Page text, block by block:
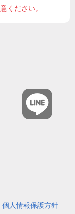
ください。
個人情報保護方針